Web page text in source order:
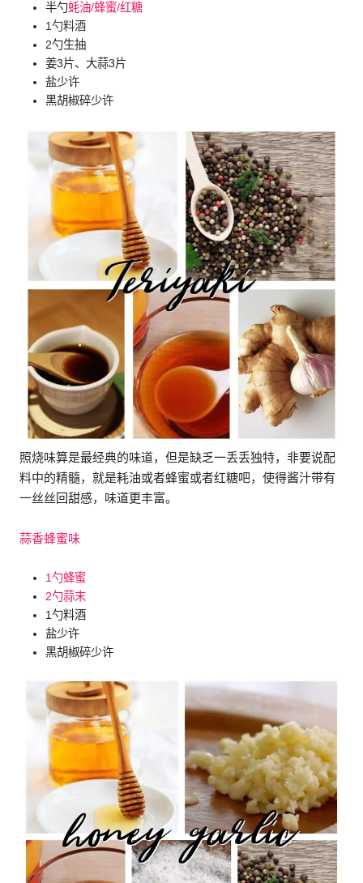
半勺蚝油/蜂蜜/红糖
1勺料酒
2勺生抽
姜3片、大蒜3片
盐少许
黑胡椒碎少许
照烧味算是最经典的味道，但是缺乏一丢丢独特，非要说配
料中的精髓，就是耗油或者蜂蜜或者红糖吧，使得酱汁带有
一丝丝回甜感，味道更丰富。
蒜香蜂蜜味
1勺蜂蜜
2勺蒜末
1勺料酒
盐少许
黑胡椒碎少许